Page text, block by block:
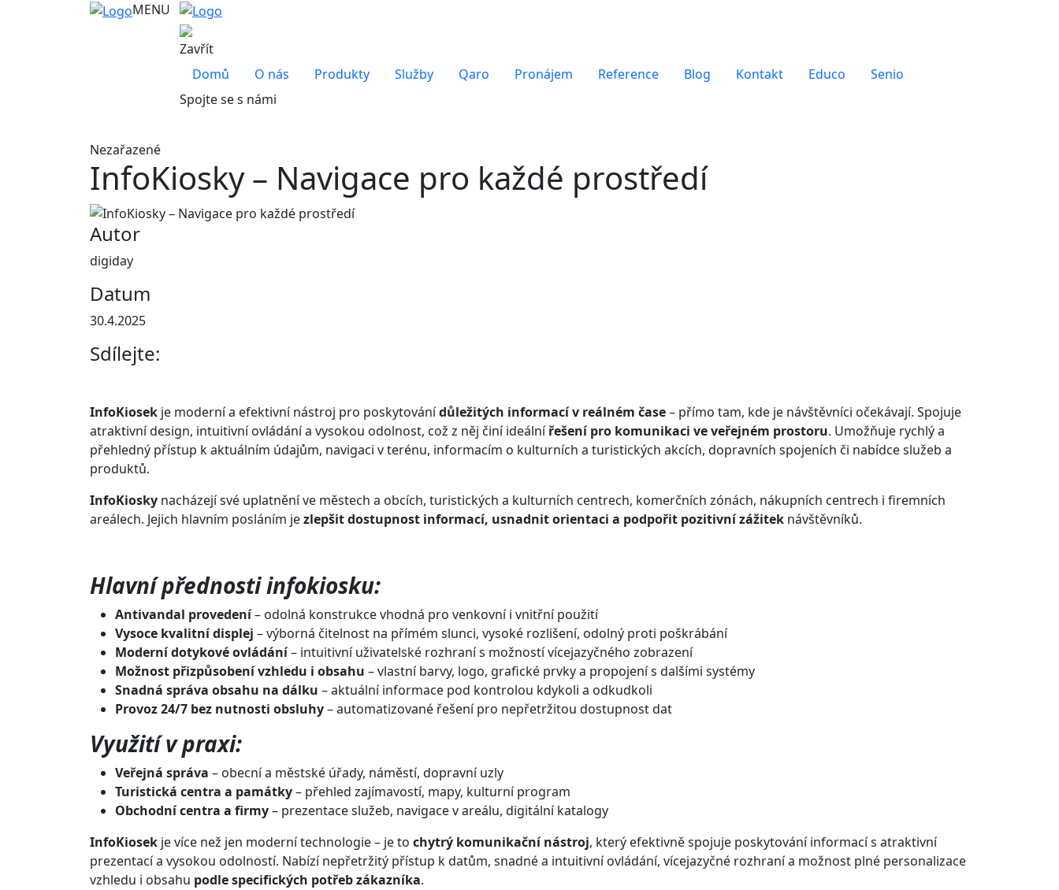
MENU
Zavřít
Domů
O nás Produkty Služby Qaro Pronájem Reference Blog Kontakt Educo
Senio
Spojte se s námi
Nezařazené
InfoKiosky – Navigace pro každé prostředí
Autor
digiday
Datum
30.4.2025
Sdílejte:
InfoKiosek je moderní a efektivní nástroj pro poskytovánídůležitých informací v reálném čase– přímo tam, kde je návštěvníci očekávají. Spojuje
atraktivní design, intuitivní ovládání a vysokou odolnost, což z něj činí ideálnířešení pro komunikaci ve veřejném prostoru. Umožňuje rychlý a
přehledný přístup k aktuálním údajům, navigaci v terénu, informacím o kulturních a turistických akcích, dopravních spojeních či nabídce služeb a
produktů.
InfoKiosky nacházejí své uplatnění ve městech a obcích, turistických a kulturních centrech, komerčních zónách, nákupních centrech i firemních
areálech. Jejich hlavním posláním jezlepšit dostupnost informací, usnadnit orientaci a podpořit pozitivní zážitek návštěvníků.
Hlavní přednosti infokiosku:
Antivandal provedení– odolná konstrukce vhodná pro venkovní i vnitřní použití
Vysoce kvalitní displej – výborná čitelnost na přímém slunci, vysoké rozlišení, odolný proti poškrábání
Moderní dotykové ovládání– intuitivní uživatelské rozhraní s možností vícejazyčného zobrazení
Možnost přizpůsobení vzhledu i obsahu – vlastní barvy, logo, grafické prvky a propojení s dalšími systémy
Snadná správa obsahu na dálku – aktuální informace pod kontrolou kdykoli a odkudkoli
Provoz 24/7 bez nutnosti obsluhy– automatizované řešení pro nepřetržitou dostupnost dat
Využití v praxi:
Veřejná správa – obecní a městské úřady, náměstí, dopravní uzly
Turistická centra a památky– přehled zajímavostí, mapy, kulturní program
Obchodní centra a firmy– prezentace služeb, navigace v areálu, digitální katalogy
InfoKiosek je více než jen moderní technologie – je to chytrý komunikační nástroj, který efektivně spojuje poskytování informací s atraktivní
prezentací a vysokou odolností. Nabízí nepřetržitý přístup k datům, snadné a intuitivní ovládání, vícejazyčné rozhraní a možnost plné personalizace
vzhledu i obsahu podle specifických potřeb zákazníka.